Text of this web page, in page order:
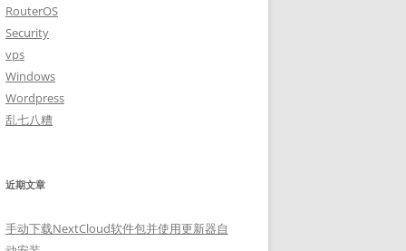
RouterOS
Security
vps
Windows
Wordpress
乱七八糟
近期文章
手动下载NextCloud软件包并使用更新器自